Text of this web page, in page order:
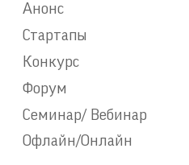
Анонс
Стартапы
Конкурс
Форум
Семинар/ Вебинар
Офлайн/Онлайн